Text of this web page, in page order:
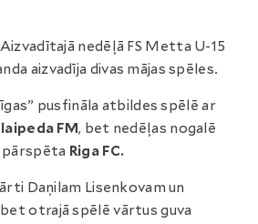
nedēļā FS Metta U-15
aizvadīja divas mājas spēles.
pusfināla atbildes spēlē ar
FM, bet nedēļas nogalē
pārspēta Riga FC.
Daņilam Lisenkovam un
bet otrajā spēlē vārtus guva